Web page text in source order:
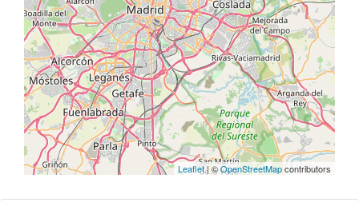
Leaflet| ©OpenStreetMapcontributors